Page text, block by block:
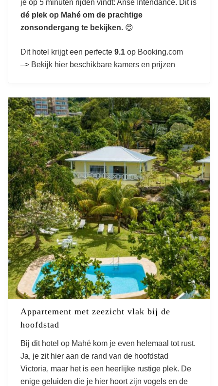
je op 5 minuten rijden vindt: Anse Intendance. Dit is
dé plek op Mahé om de prachtige
zonsondergang te bekijken. 😍
Dit hotel krijgt een perfecte 9.1 op Booking.com
–> Bekijk hier beschikbare kamers en prijzen
Appartement met zeezicht vlak bij de
hoofdstad
Bij dit hotel op Mahé kom je even helemaal tot rust.
Ja, je zit hier aan de rand van de hoofdstad
Victoria, maar het is een heerlijke rustige plek. De
enige geluiden die je hier hoort zijn vogels en de